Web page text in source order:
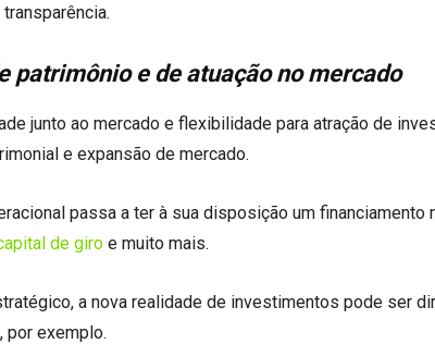
patrimônio e de atuação no mercado
junto ao mercado e flexibilidade para atração de
e expansão de mercado.
passa a ter à sua disposição um
de giro e muito mais.
a nova realidade de investimentos pode ser
por exemplo.